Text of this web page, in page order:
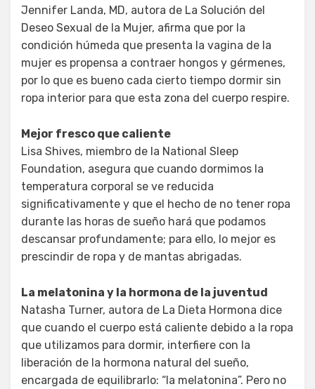
Jennifer Landa, MD, autora de La Solución del
Deseo Sexual de la Mujer, afirma que por la
condición húmeda que presenta la vagina de la
mujer es propensa a contraer hongos y gérmenes,
por lo que es bueno cada cierto tiempo dormir sin
ropa interior para que esta zona del cuerpo respire.
Mejor fresco que caliente
Lisa Shives, miembro de la National Sleep
Foundation, asegura que cuando dormimos la
temperatura corporal se ve reducida
significativamente y que el hecho de no tener ropa
durante las horas de sueño hará que podamos
descansar profundamente; para ello, lo mejor es
prescindir de ropa y de mantas abrigadas.
La melatonina y la hormona de la juventud
Natasha Turner, autora de La Dieta Hormona dice
que cuando el cuerpo está caliente debido a la ropa
que utilizamos para dormir, interfiere con la
liberación de la hormona natural del sueño,
encargada de equilibrarlo: “la melatonina”. Pero no